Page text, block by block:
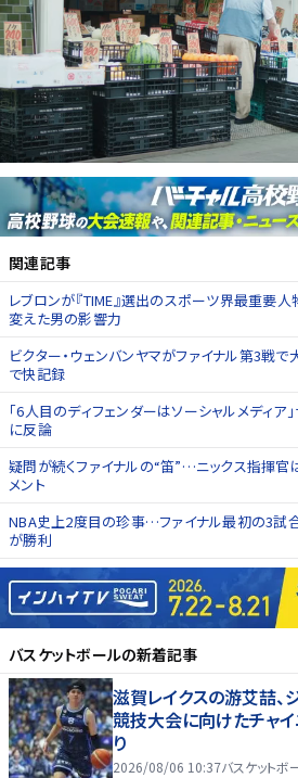
関連記事
レブロンが『TIME』選出のスポーツ界最重要
変えた男の影響力
ビクター・ウェンバンヤマがファイナル第3戦
で快記録
「6人目のディフェンダーはソーシャルメディア
に反論
疑問が続くファイナルの“笛”…ニックス指揮官
メント
NBA史上2度目の珍事…ファイナル最初の3試
が勝利
バスケットボールの新着記事
滋賀レイクスの游艾喆、
競技大会に向けたチャ
り
2026/08/06 10:37バスケットボ